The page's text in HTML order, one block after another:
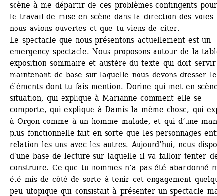
scène à me départir de ces problèmes contingents
le travail de mise en scène dans la direction des voies
nous avions ouvertes et que tu viens de citer.
Le spectacle que nous présentons actuellement est un
emergency spectacle. Nous proposons autour de la
exposition sommaire et austère du texte qui doit servir
maintenant de base sur laquelle nous devons dresser
éléments dont tu fais mention. Dorine qui met en
situation, qui explique à Marianne comment elle se
comporte, qui explique à Damis la même chose, qui
à Orgon comme à un homme malade, et qui d’une
plus fonctionnelle fait en sorte que les personnages
relation les uns avec les autres. Aujourd’hui, nous
d’une base de lecture sur laquelle il va falloir tenter
construire. Ce que tu nommes n’a pas été abandonné
été mis de côté de sorte à tenir cet engagement
peu utopique qui consistait à présenter un spectacle